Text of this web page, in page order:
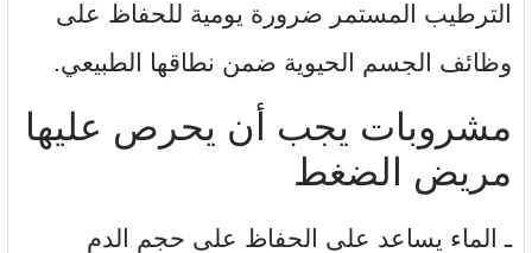
الترطيب المستمر ضرورة يومية للحفاظ على
وظائف الجسم الحيوية ضمن نطاقها الطبيعي.
مشروبات يجب أن يحرص عليها
مريض الضغط
ـ الماء يساعد على الحفاظ على حجم الدم